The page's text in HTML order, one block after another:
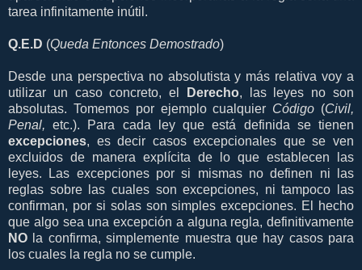
tarea infinitamente inútil.
Q.E.D (Queda Entonces Demostrado)
Desde una perspectiva no absolutista y más relativa voy a
utilizar un caso concreto, el
Derecho, las leyes no son
absolutas. Tomemos por ejemplo cualquier Código (Civil,
Penal, etc.). Para cada ley que está definida se tienen
excepciones, es decir casos excepcionales que se ven
excluidos de manera explícita de lo que establecen las
leyes. Las excepciones por si mismas no definen ni las
reglas sobre las cuales son excepciones, ni tampoco las
confirman, por si solas son simples excepciones. El hecho
que algo sea una excepción a alguna regla, definitivamente
NO la confirma, simplemente muestra que hay casos para
los cuales la regla no se cumple.